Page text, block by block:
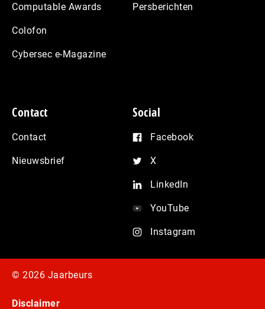
Computable Awards
Colofon
Cybersec e-Magazine
Persberichten
Contact
Contact
Nieuwsbrief
Social
Facebook
X
LinkedIn
YouTube
Instagram
© 2026 Jaarbeurs
Disclaimer